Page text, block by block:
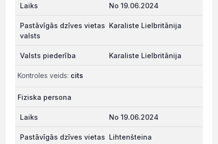
No 19.06.2024
Karaliste Lielbritānija
Karaliste Lielbritānija
Kontroles veids: cits
Fiziska persona
No 19.06.2024
Lihtenšteina